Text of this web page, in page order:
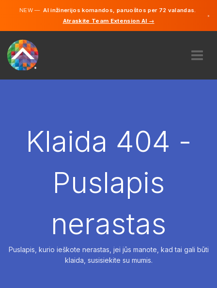
NEW —AI inžinerijos komandos, paruoštos per 72 valandas.
Atraskite Team Extension AI →
×
SAMDYTI
Anglų
Klaida 404 -
Puslapis
nerastas
Puslapis, kurio ieškote nerastas, jei jūs manote, kad tai gali būti
klaida, susisiekite su mumis.